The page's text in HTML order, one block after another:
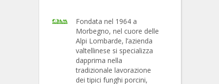
Fondata nel 1964 a
Morbegno, nel cuore delle
Alpi Lombarde, l’azienda
valtellinese si specializza
dapprima nella
tradizionale lavorazione
dei tipici funghi porcini,